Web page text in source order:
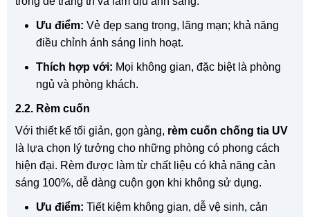
Ưu điểm: Vẻ đẹp sang trọng, lãng mạn; khả năng
điều chỉnh ánh sáng linh hoạt.
Thích hợp với: Mọi không gian, đặc biệt là phòng
ngủ và phòng khách.
2.2. Rèm cuốn
Với thiết kế tối giản, gọn gàng, rèm cuốn chống tia UV
là lựa chọn lý tưởng cho những phòng có phong cách
hiện đại. Rèm được làm từ chất liệu có khả năng cản
sáng 100%, dễ dàng cuộn gọn khi không sử dụng.
Ưu điểm: Tiết kiệm không gian, dễ vệ sinh, cản